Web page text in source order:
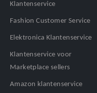
Klantenservice
Fashion Customer Service
Elektronica Klantenservice
Klantenservice voor
Marketplace sellers
Amazon klantenservice